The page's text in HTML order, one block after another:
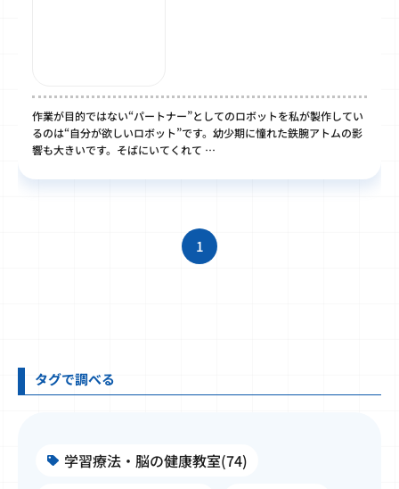
作業が目的ではない“パートナー”としてのロボットを私が製作してい
るのは“自分が欲しいロボット”です。幼少期に憧れた鉄腕アトムの影
響も大きいです。そばにいてくれて …
1
タグで調べる
学習療法・脳の健康教室(74)